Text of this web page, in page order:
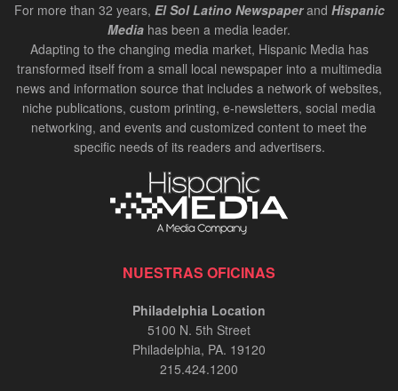
For more than 32 years, El Sol Latino Newspaperand Hispanic
Media has been a media leader.
Adapting to the changing media market, Hispanic Media has
transformed itself from a small local newspaper into a multimedia
news and information source that includes a network of websites,
niche publications, custom printing, e-newsletters, social media
networking, and events and customized content to meet the
specific needs of its readers and advertisers.
NUESTRAS OFICINAS
Philadelphia Location
5100 N. 5th Street
Philadelphia, PA. 19120
215.424.1200